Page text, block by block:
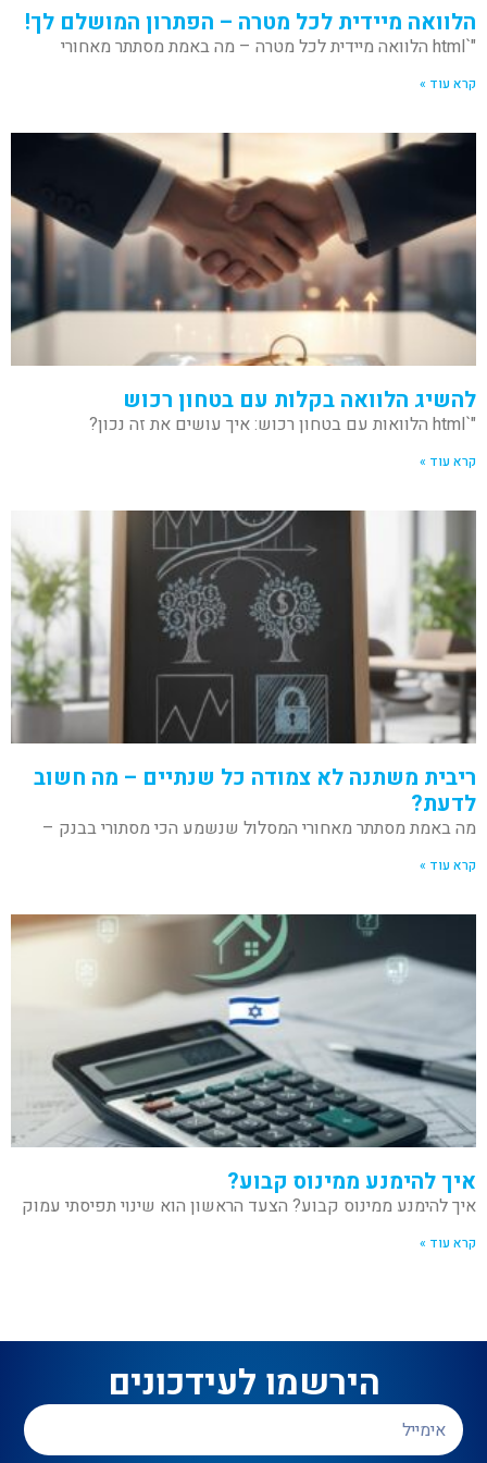
הלוואה מיידית לכל מטרה – הפתרון המושלם לך!
"`html הלוואה מיידית לכל מטרה – מה באמת מסתתר מאחורי
קרא עוד »
להשיג הלוואה בקלות עם בטחון רכוש
"`html הלוואות עם בטחון רכוש: איך עושים את זה נכון?
קרא עוד »
ריבית משתנה לא צמודה כל שנתיים – מה חשוב
לדעת?
מה באמת מסתתר מאחורי המסלול שנשמע הכי מסתורי בבנק –
קרא עוד »
איך להימנע ממינוס קבוע?
איך להימנע ממינוס קבוע? הצעד הראשון הוא שינוי תפיסתי עמוק
קרא עוד »
הירשמו לעידכונים